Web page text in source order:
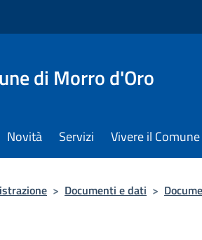
di Morro d'Oro
Novità Servizi Vivere il Comune
> Documenti e dati >